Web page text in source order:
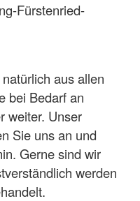
Fürstenried-
aus allen
bei Bedarf an
weiter. Unser
Sie uns an und
Gerne sind wir
werden